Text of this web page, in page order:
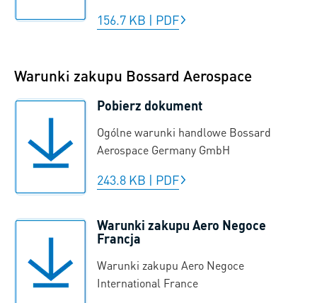
156.7 KB | PDF
Warunki zakupu Bossard Aerospace
Pobierz dokument
Ogólne warunki handlowe Bossard
Aerospace Germany GmbH
243.8 KB | PDF
Warunki zakupu Aero Negoce
Francja
Warunki zakupu Aero Negoce
International France